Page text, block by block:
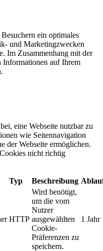
ein optimales
und Marketingzwecken
Im Zusammenhang mit der
Informationen auf Ihrem
eine Webseite nutzbar zu
wie Seitennavigation
der Webseite ermöglichen.
nicht richtig
Typ Beschreibung
HTTP
Wird benötigt,
um die vom
Nutzer
ausgewählten
Cookie-
Präferenzen zu
speichern.
1 Jahr